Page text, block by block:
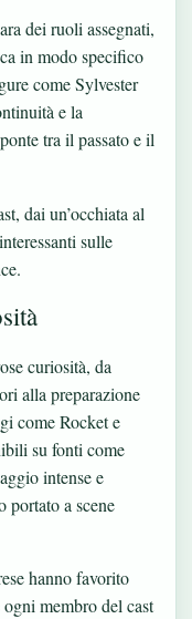
dei ruoli assegnati,
in modo specifico
come Sylvester
e la
tra il passato e il
dai un’occhiata al
sulle
curiosità, da
alla preparazione
come Rocket e
su fonti come
intense e
portato a scene
hanno favorito
membro del cast